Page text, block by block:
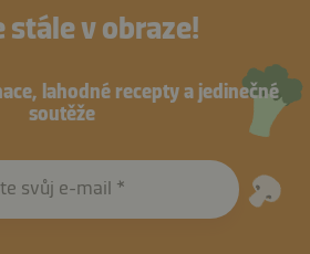
stále v obraze!
lahodné recepty a jedinečné
soutěže
svůj e-mail